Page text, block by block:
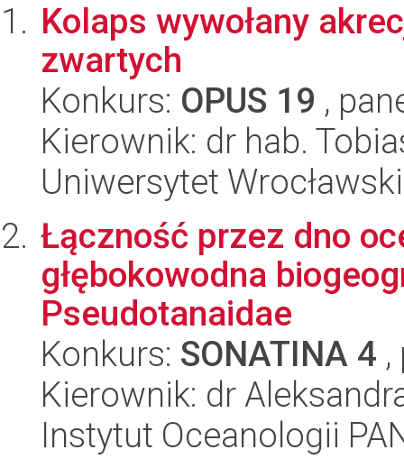
Kolaps wywołany
zwartych
Konkurs: OPUS 19 ,
Kierownik: dr hab.
Uniwersytet
Łączność przez dno
głębokowodna
Pseudotanaidae
Konkurs: SONATINA 4
Kierownik: dr
Instytut Oceanologii